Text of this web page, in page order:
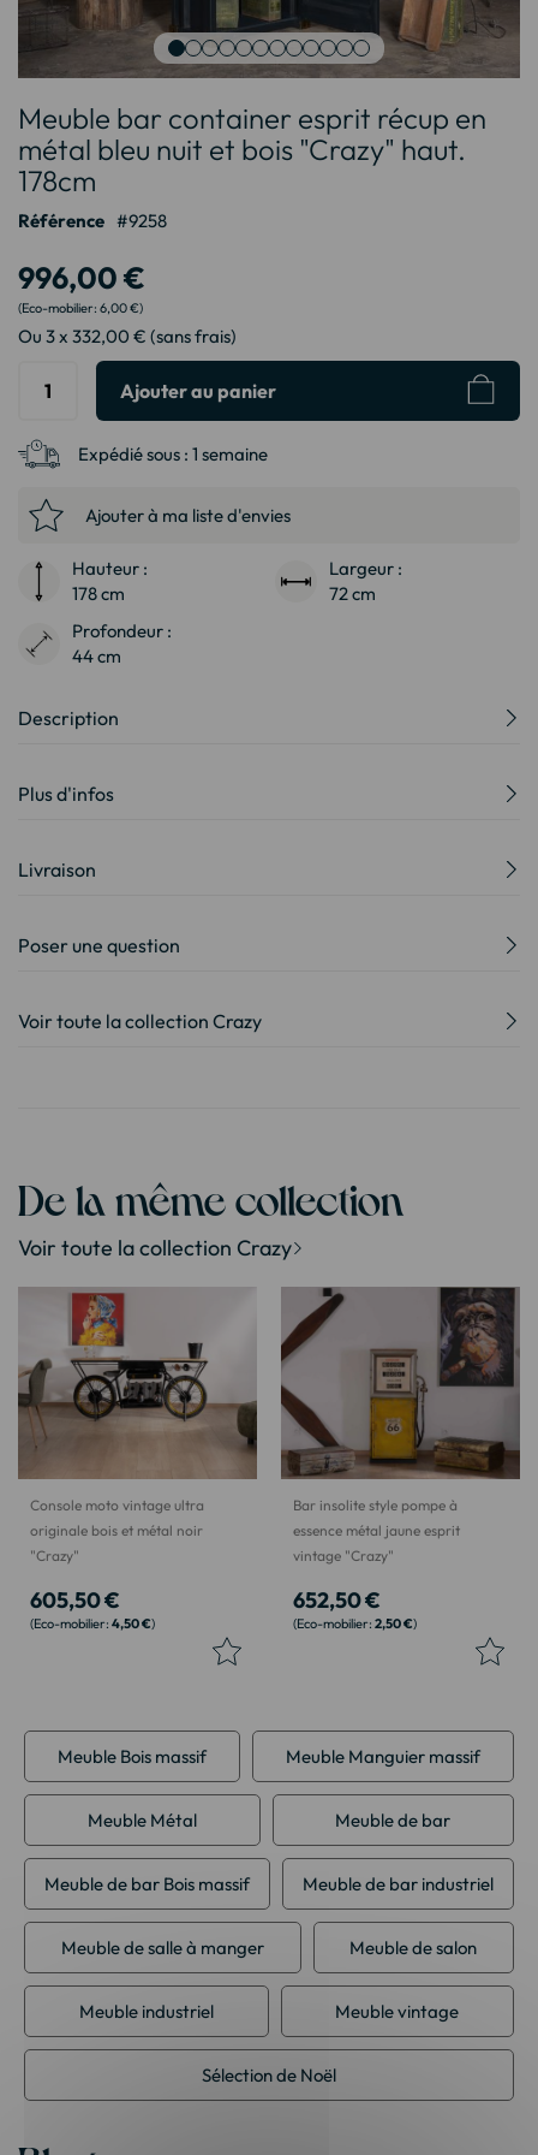
au
début
de
la
Galerie
Meuble bar container esprit récup en
métal bleu nuit et bois "Crazy" haut.
178cm
Référence 9258
996,00 €
6,00 €
Ou 3 x 332,00 € (sans frais)
Ajouter au panier
Expédié sous : 1 semaine
Ajouter à ma liste d'envies
Hauteur :
178 cm
Largeur :
72 cm
Profondeur :
44 cm
Description
Plus d'infos
Livraison
Poser une question
Voir toute la collection Crazy
De la même collection
Voir toute la collection Crazy
Console moto vintage ultra
originale bois et métal noir
"Crazy"
605,50 €
4,50 €
Bar insolite style pompe à
essence métal jaune esprit
vintage "Crazy"
652,50 €
2,50 €
Meuble Bois massif Meuble Manguier massif
Meuble Métal Meuble de bar
Meuble de bar Bois massif Meuble de bar industriel
Meuble de salle à manger Meuble de salon
Meuble industriel Meuble vintage
Sélection de Noël